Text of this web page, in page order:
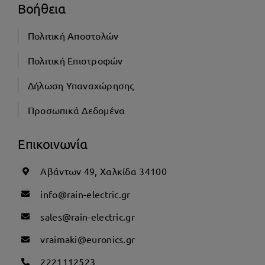
Βοήθεια
Πολιτική Αποστολών
Πολιτική Επιστροφών
Δήλωση Υπαναχώρησης
Προσωπικά Δεδομένα
Επικοινωνία
Αβάντων 49, Χαλκίδα 34100
info@rain-electric.gr
sales@rain-electric.gr
vraimaki@euronics.gr
2221112523